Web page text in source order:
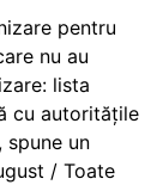
pentru
nu au
lista
cu autoritățile
spune un
/ Toate